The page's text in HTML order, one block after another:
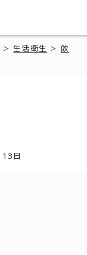
>生活衛生 > 飲
13 日